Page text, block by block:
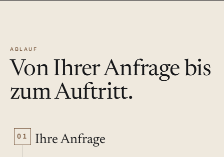
ABLAUF
Von Ihrer Anfrage bis
zum Auftritt.
01 Ihre Anfrage